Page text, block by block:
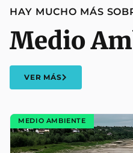
HAY MUCHO MÁS
Medio
VER MÁS
MEDIO AMBIENTE